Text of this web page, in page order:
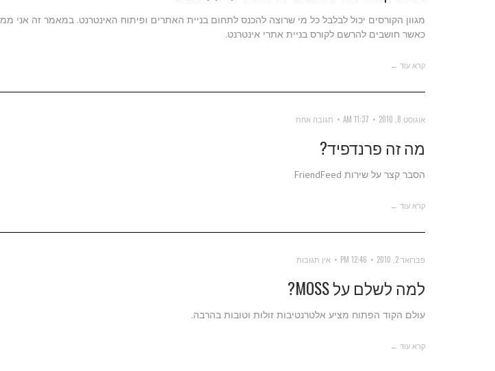
מגוון הקורסים יכול לבלבל כל מי שרוצה להכנס לתחום בניית האתרים ופיתוח האינטרנט. במאמר זה אני
כאשר חושבים להרשם לקורס בניית אתרי אינטרנט.
קרא עוד ←
אוגוסט 8, 2010 11:37 AM תגובה אחת
מה זה פרנדפיד?
הסבר קצר על שירות FriendFeed
קרא עוד ←
פברואר 2, 2010 12:46 PM אין תגובות
למה לשלם על MOSS?
עולם הקוד הפתוח מציע אלטרנטיבות זולות וטובות בהרבה.
קרא עוד ←